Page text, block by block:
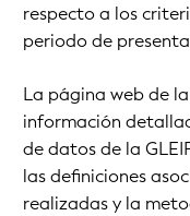
respecto a los
periodo de
La página web de
información
de datos de la
las definiciones
realizadas y la